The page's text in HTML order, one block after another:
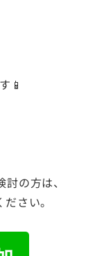
📱
の方は、
さい。